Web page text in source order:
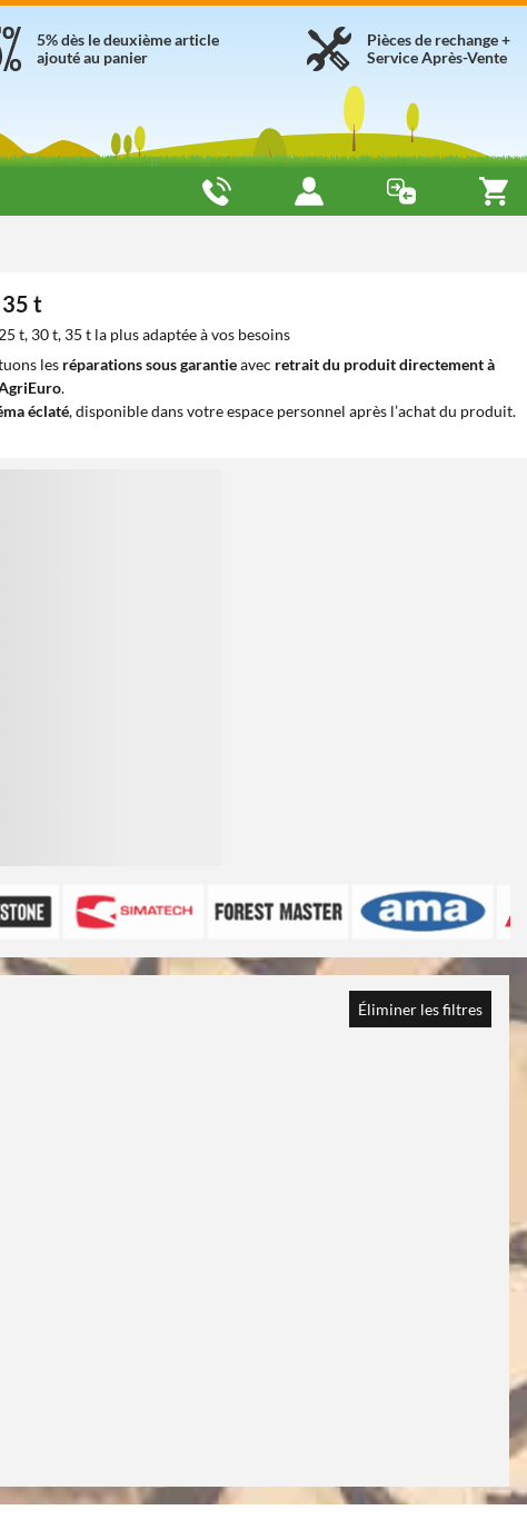
Pièces de rechange +
Service Après-Vente
5% dès le deuxième article
ajouté au panier
t
t, 30 t, 35 t la plus adaptée à vos besoins
les réparations sous garantieavec retrait du produit directement à
.
éclaté, disponible dans votre espace personnel après l’achat du produit.
Éliminer les filtres